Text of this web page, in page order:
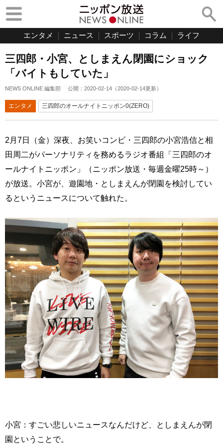
エンタメ ニュース スポーツ コラム ライフ
三四郎・小宮、としまえん閉園にショック
「バイトもしていた」
NEWS ONLINE 編集部 公開： 2020-02-14 （2020-02-14更新）
エンタメ 三四郎のオールナイトニッポン0(ZERO)
2月7日（金）深夜、お笑いコンビ・三四郎の小宮浩信と相
田周二がパーソナリティを務めるラジオ番組「三四郎のオ
ールナイトニッポン」（ニッポン放送・毎週金曜25時～）
が放送。小宮が、遊園地・としまえんが閉園を検討してい
るというニュースについて触れた。
小宮：すごい悲しいニュースなんだけど、としまえんが閉
園ということで。